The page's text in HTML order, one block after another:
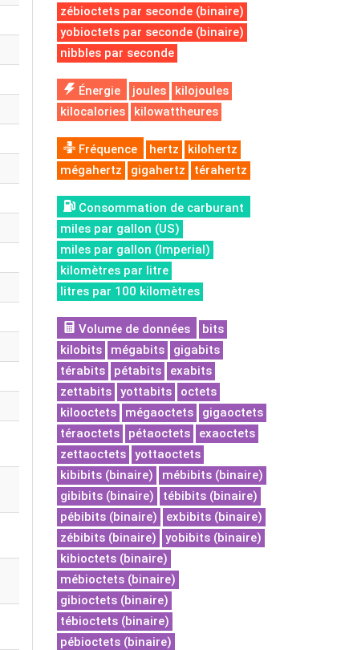
zébioctets par seconde (binaire)
yobioctets par seconde (binaire)
nibbles par seconde
Énergie joules
kilojoules
kilocalories
kilowattheures
Fréquence hertz
kilohertz
mégahertz
gigahertz térahertz
Consommation de carburant
miles par gallon (US)
miles par gallon (Imperial)
kilomètres par litre
litres par 100 kilomètres
Volume de données
bits
kilobits
mégabits
gigabits
térabits
pétabits
exabits
zettabits
yottabits
octets
kilooctets
mégaoctets
gigaoctets
téraoctets
pétaoctets
exaoctets
zettaoctets
yottaoctets
kibibits (binaire)
mébibits (binaire)
gibibits (binaire)
tébibits (binaire)
pébibits (binaire)
exbibits (binaire)
zébibits (binaire)
yobibits (binaire)
kibioctets (binaire)
mébioctets (binaire)
gibioctets (binaire)
tébioctets (binaire)
pébioctets (binaire)